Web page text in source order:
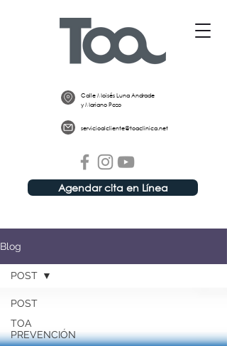
Calle Moisés Luna Andrade
y Mariano Pozo
servicioalcliente@toaclinica.net
Agendar cita en Línea
Blog
POST
TOA
PREVENCIÓN
POST